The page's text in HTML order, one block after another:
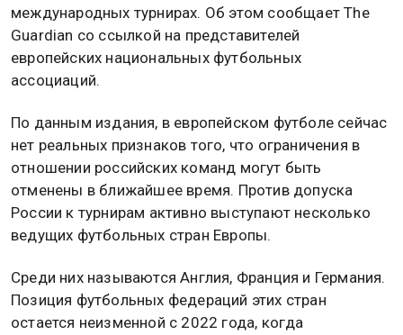
международных турнирах. Об этом сообщает The
Guardian со ссылкой на представителей
европейских национальных футбольных
ассоциаций.
По данным издания, в европейском футболе сейчас
нет реальных признаков того, что ограничения в
отношении российских команд могут быть
отменены в ближайшее время. Против допуска
России к турнирам активно выступают несколько
ведущих футбольных стран Европы.
Среди них называются Англия, Франция и Германия.
Позиция футбольных федераций этих стран
остается неизменной с 2022 года, когда